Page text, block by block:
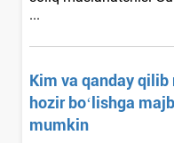
...
Kim va qanday qilib
hozir boʻlishga
mumkin